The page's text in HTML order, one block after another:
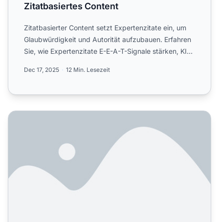
Zitatbasiertes Content
Zitatbasierter Content setzt Expertenzitate ein, um
Glaubwürdigkeit und Autorität aufzubauen. Erfahren
Sie, wie Expertenzitate E-E-A-T-Signale stärken, KI-
Dec 17, 2025 12 Min. Lesezeit
Wie verbessern Expertenzitate die KI-Sichtbarkeit?